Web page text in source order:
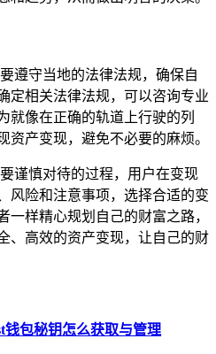
遵守当地的法律法规，确保自
定相关法律法规，可以咨询专业
就像在正确的轨道上行驶的列
资产变现，避免不必要的麻烦。
谨慎对待的过程，用户在变现
风险和注意事项，选择合适的变
一样精心规划自己的财富之路，
、高效的资产变现，让自己的财
包秘钥怎么获取与管理